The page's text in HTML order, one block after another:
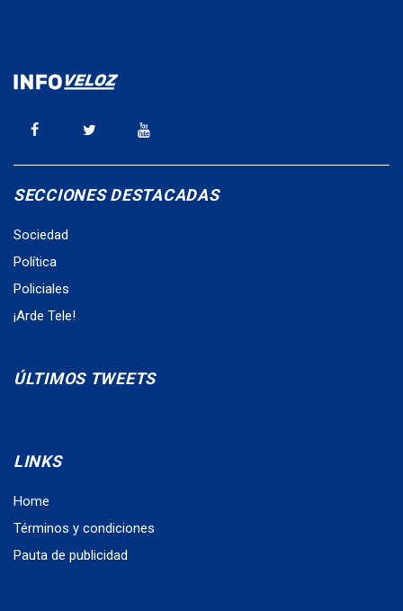
SECCIONES DESTACADAS
Sociedad
Política
Policiales
¡Arde Tele!
ÚLTIMOS TWEETS
LINKS
Home
Términos y condiciones
Pauta de publicidad